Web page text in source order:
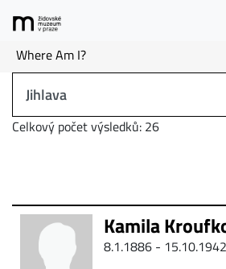
Where Am I?
Celkový počet výsledků: 26
Kamila
8.1.1886 - 15.10.1942